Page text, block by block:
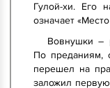
Гулой-хи. Его
означает
Вовнушки –
По преданиям,
перешел на
заложил